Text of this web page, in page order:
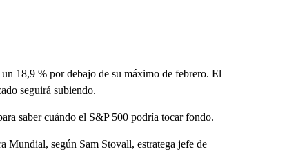
18,9 % por debajo de su máximo de febrero. El
seguirá subiendo.
saber cuándo el S&P 500 podría tocar fondo.
Mundial, según Sam Stovall, estratega jefe de